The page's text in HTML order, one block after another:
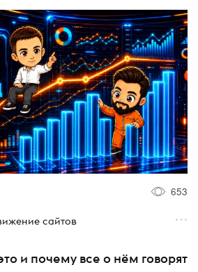
653
сайтов
и почему все о нём говорят